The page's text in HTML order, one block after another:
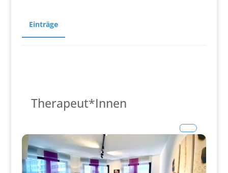
Einträge
Therapeut*Innen